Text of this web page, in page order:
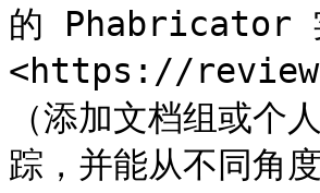
的 Phabricator
<https://
（添加文档组或个
踪，并能从不同角